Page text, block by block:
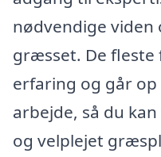
nødvendige
græsset. De fleste
erfaring og går
arbejde, så du
og velplejet